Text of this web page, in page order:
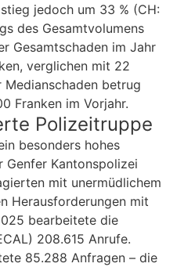
jedoch um 33 % (CH:
des Gesamtvolumens
Gesamtschaden im Jahr
verglichen mit 22
betrug
Franken im Vorjahr.
Polizeitruppe
besonders hohes
Genfer Kantonspolizei
mit unermüdlichem
Herausforderungen mit
bearbeitete die
208.615 Anrufe.
85.288 Anfragen – die